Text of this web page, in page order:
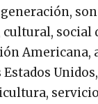
cultural, social
Americana,